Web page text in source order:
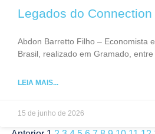
Legados do
Abdon Barretto Filho – Economista
Brasil, realizado em Gramado,
LEIA MAIS...
15 de junho de 2026